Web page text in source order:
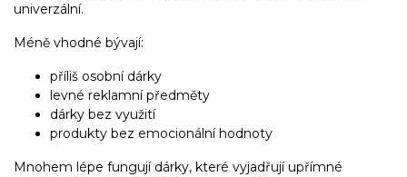
univerzální.
Méně vhodné bývají:
příliš osobní dárky
levné reklamní předměty
dárky bez využití
produkty bez emocionální hodnoty
Mnohem lépe fungují dárky, které vyjadřují upřímné